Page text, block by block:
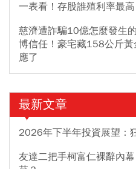
一表看！存股誰殖利率最
慈濟遭詐騙10億怎麼發生
博信任！豪宅藏158公斤
應了
最新文章
2026年下半年投資展望：
友達二把手柯富仁裸辭內